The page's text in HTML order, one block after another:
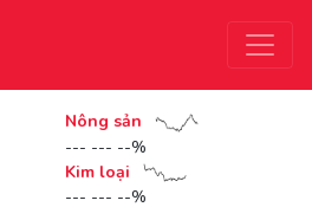
Nông sản
--- --- --%
Kim loại
--- --- --%